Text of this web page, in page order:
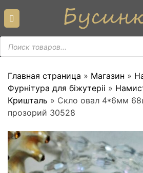
content
Пошук
товарів
Главная страница » Магазин »
Фурнітура для біжутеріі »
Кришталь » Скло овал 4*6мм
прозорий 30528